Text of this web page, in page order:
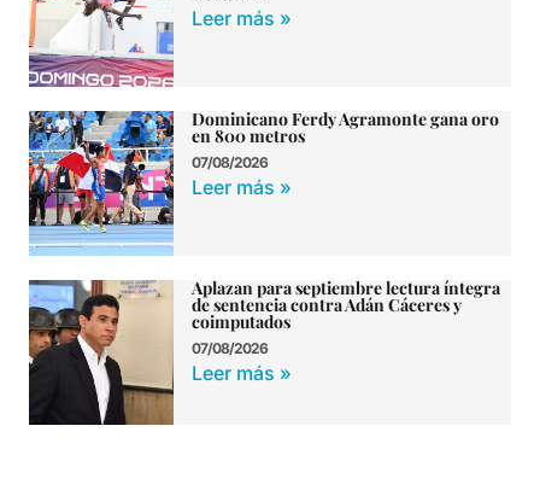
Leer más »
Dominicano Ferdy Agramonte gana oro
en 800 metros
07/08/2026
Leer más »
Aplazan para septiembre lectura íntegra
de sentencia contra Adán Cáceres y
coimputados
07/08/2026
Leer más »